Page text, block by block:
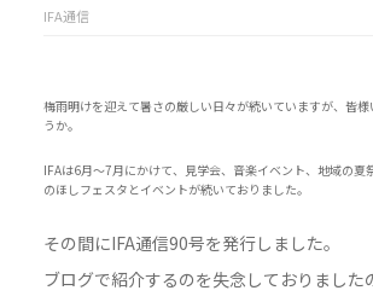
IFA通信
梅雨明けを迎えて暑さの厳しい日々が続いていますが、皆
うか。
IFAは6月〜7月にかけて、見学会、音楽イベント、地域の夏
のほしフェスタとイベントが続いておりました。
その間にIFA通信90号を発行しました。
ブログで紹介するのを失念しておりました